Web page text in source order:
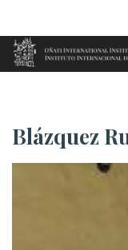
Aller au contenu principal
Accueil Blázquez
Blázquez